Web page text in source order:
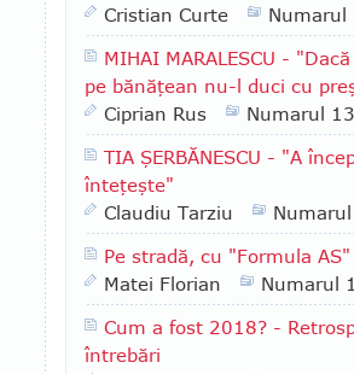
Cristian Curte
Numarul
MIHAI MARALESCU -
pe bănăţean nu-l duci cu
Ciprian Rus
Numarul
TIA ŞERBĂNESCU - "A
înteţeşte"
Claudiu Tarziu
Pe stradă, cu "Formula
Matei Florian
Numarul
Cum a fost 2018? -
întrebări